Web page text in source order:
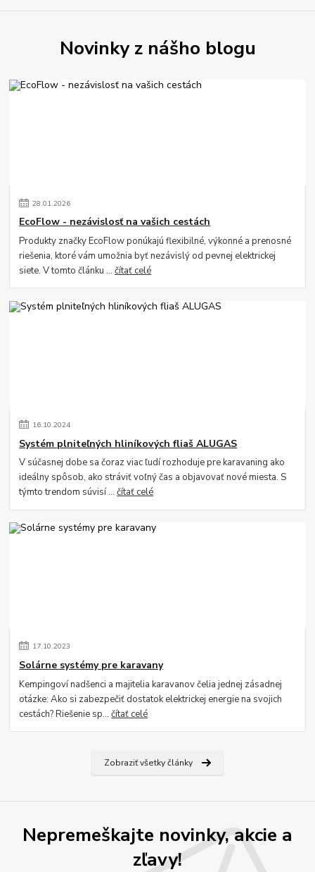
Novinky z nášho blogu
28.01.2026
EcoFlow - nezávislosť na vašich cestách
Produkty značky EcoFlow ponúkajú flexibilné, výkonné a prenosné
riešenia, ktoré vám umožnia byť nezávislý od pevnej elektrickej
siete. V tomto článku ...čítať celé
16.10.2024
Systém plniteľných hliníkových fliaš ALUGAS
V súčasnej dobe sa čoraz viac ľudí rozhoduje pre karavaning ako
ideálny spôsob, ako stráviť voľný čas a objavovať nové miesta. S
týmto trendom súvisí ...čítať celé
17.10.2023
Solárne systémy pre karavany
Kempingoví nadšenci a majitelia karavanov čelia jednej zásadnej
otázke: Ako si zabezpečiť dostatok elektrickej energie na svojich
cestách? Riešenie sp...čítať celé
Zobraziť všetky články
Nepremeškajte novinky, akcie a
zľavy!